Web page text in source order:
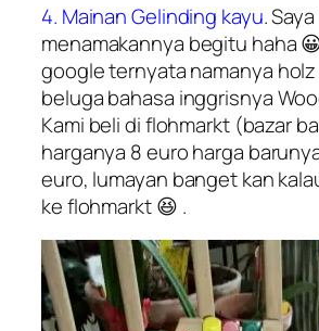
4. Mainan Gelinding kayu. Saya
menamakannya begitu haha
google ternyata namanya
belugabahasa inggrisnya
Kami beli di flohmarkt (bazar
harganya 8 euro harga
euro, lumayan banget kan
ke flohmarkt 😆 .